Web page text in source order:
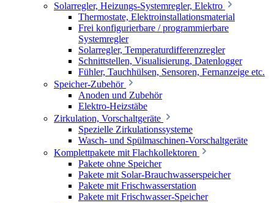
Solarregler, Heizungs-Systemregler, Elektro
Thermostate, Elektroinstallationsmaterial
Frei konfigurierbare / programmierbare
Systemregler
Solarregler, Temperaturdifferenzregler
Schnittstellen, Visualisierung, Datenlogger
Fühler, Tauchhülsen, Sensoren, Fernanzeige etc.
Speicher-Zubehör
Anoden und Zubehör
Elektro-Heizstäbe
Zirkulation, Vorschaltgeräte
Spezielle Zirkulationssysteme
Wasch- und Spülmaschinen-Vorschaltgeräte
Komplettpakete mit Flachkollektoren
Pakete ohne Speicher
Pakete mit Solar-Brauchwasserspeicher
Pakete mit Frischwasserstation
Pakete mit Frischwasser-Speicher